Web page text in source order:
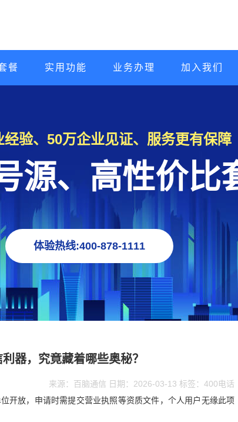
餐 实用功能 业务办理 加入我们
经验、50万企业见证、服务更有保障
源、高性价比
体验热线:400-878-1111
器，究竟藏着哪些奥秘？
来源：百脑通信 日期：2026-03-13 标签：400电话
开放，申请时需提交营业执照等资质文件，个人用户无缘此项